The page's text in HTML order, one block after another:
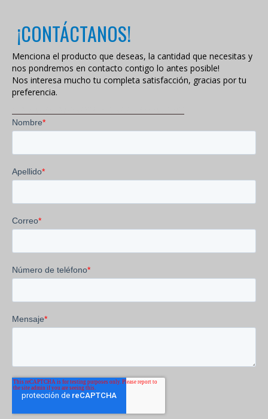
¡CONTÁCTANOS!
Menciona el producto que deseas, la cantidad que necesitas y
nos pondremos en contacto contigo lo antes posible!
Nos interesa mucho tu completa satisfacción, gracias por tu
preferencia.